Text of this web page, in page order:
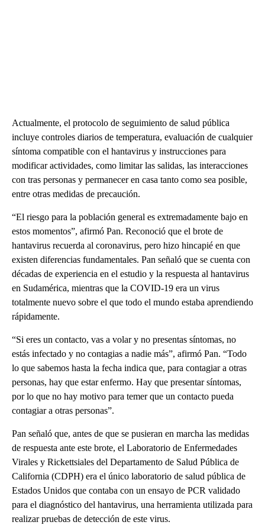
Actualmente, el protocolo de seguimiento de salud pública
incluye controles diarios de temperatura, evaluación de cualquier
síntoma compatible con el hantavirus y instrucciones para
modificar actividades, como limitar las salidas, las interacciones
con tras personas y permanecer en casa tanto como sea posible,
entre otras medidas de precaución.
“El riesgo para la población general es extremadamente bajo en
estos momentos”, afirmó Pan. Reconoció que el brote de
hantavirus recuerda al coronavirus, pero hizo hincapié en que
existen diferencias fundamentales. Pan señaló que se cuenta con
décadas de experiencia en el estudio y la respuesta al hantavirus
en Sudamérica, mientras que la COVID-19 era un virus
totalmente nuevo sobre el que todo el mundo estaba aprendiendo
rápidamente.
“Si eres un contacto, vas a volar y no presentas síntomas, no
estás infectado y no contagias a nadie más”, afirmó Pan. “Todo
lo que sabemos hasta la fecha indica que, para contagiar a otras
personas, hay que estar enfermo. Hay que presentar síntomas,
por lo que no hay motivo para temer que un contacto pueda
contagiar a otras personas”.
Pan señaló que, antes de que se pusieran en marcha las medidas
de respuesta ante este brote, el Laboratorio de Enfermedades
Virales y Rickettsiales del Departamento de Salud Pública de
California (CDPH) era el único laboratorio de salud pública de
Estados Unidos que contaba con un ensayo de PCR validado
para el diagnóstico del hantavirus, una herramienta utilizada para
realizar pruebas de detección de este virus.